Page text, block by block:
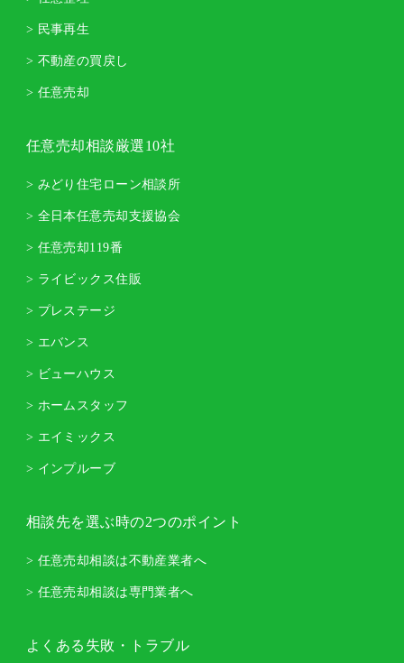
> 民事再生
> 不動産の買戻し
> 任意売却
任意売却相談厳選10社
> みどり住宅ローン相談所
> 全日本任意売却支援協会
> 任意売却119番
> ライビックス住販
> プレステージ
> エバンス
> ビューハウス
> ホームスタッフ
> エイミックス
> インプルーブ
相談先を選ぶ時の2つのポイント
> 任意売却相談は不動産業者へ
> 任意売却相談は専門業者へ
よくある失敗・トラブル